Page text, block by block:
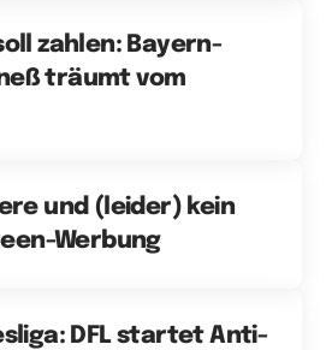
zahlen: Bayern-
träumt vom
und (leider) kein
Werbung
DFL startet Anti-